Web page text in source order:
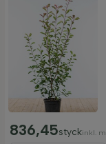
836,45styckinkl.